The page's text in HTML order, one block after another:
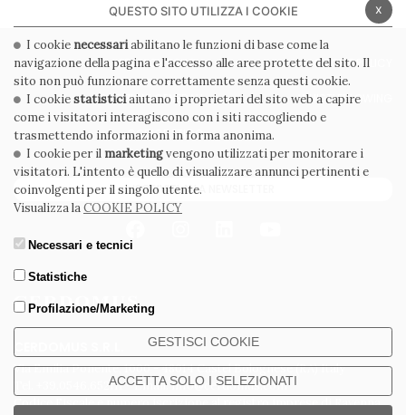
Via Emilia Ponente, 1000 - 48014 Castel Bolognese (RA) Italy
Tel. +39.0546.652111 - Email: info@cerdomus.com
Codice Fiscale e numero iscrizione al registro imprese di Ravenna
PRIVACY POLICY COOKIE POLICY
CONDIZIONI GENERALI WHISTLEBLOWING
CODICE ETICO
ISCRIVITI ALLA NEWSLETTER
x
QUESTO SITO UTILIZZA I COOKIE
I cookie necessariabilitano le funzioni di base come la
navigazione della pagina e l'accesso alle aree protette del sito. Il
sito non può funzionare correttamente senza questi cookie.
I cookiestatisticiaiutano i proprietari del sito web a capire
come i visitatori interagiscono con i siti raccogliendo e
trasmettendo informazioni in forma anonima.
I cookie per il marketingvengono utilizzati per monitorare i
visitatori. L'intento è quello di visualizzare annunci pertinenti e
coinvolgenti per il singolo utente.
Visualizza laCOOKIE POLICY
Necessari e tecnici
Statistiche
Profilazione/Marketing
GESTISCI COOKIE
ACCETTA SOLO I SELEZIONATI